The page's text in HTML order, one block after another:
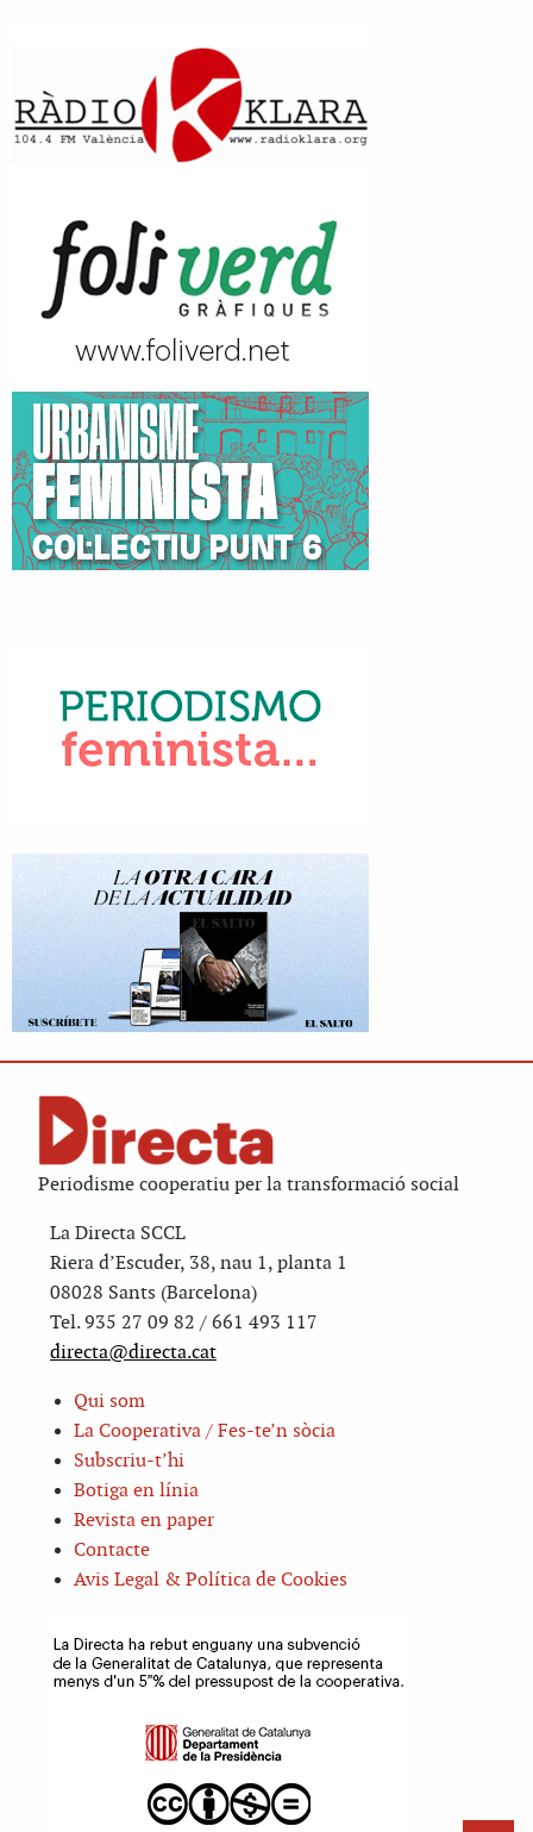
Periodisme cooperatiu per la transformació social
La Directa SCCL
Riera d’Escuder, 38, nau 1, planta 1
08028 Sants (Barcelona)
Tel. 935 27 09 82 / 661 493 117
directa@directa.cat
Qui som
La Cooperativa / Fes-te’n sòcia
Subscriu-t’hi
Botiga en línia
Revista en paper
Contacte
Avis Legal & Política de Cookies